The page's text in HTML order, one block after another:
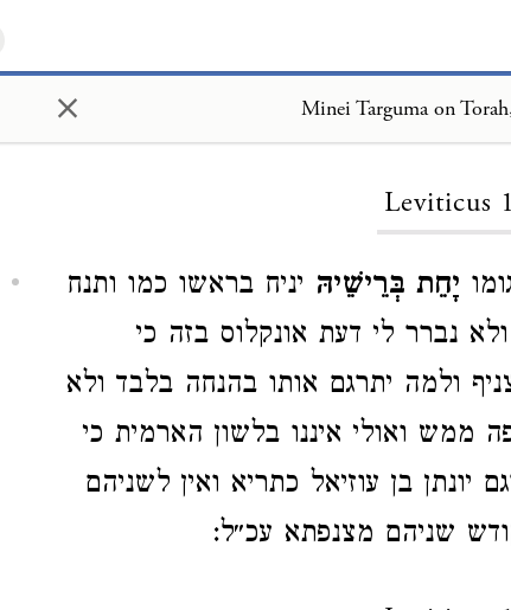
× Minei Targuma on
Leviticus
יָחֵת בְּרֵישֵׁיהּ יניח בראשו כמו ותנח
נברר לי דעת אונקלוס בזה כי
ולמה יתרגם אותו בהנחה בלבד ולא
ממש ואולי איננו בלשון הארמית כי
יונתן בן עוזיאל כתריא ואין לשניהם
שניהם מצנפתא עכ״ל: